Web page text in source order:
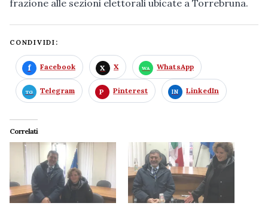
frazione alle sezioni elettorali ubicate a Torrebruna.
CONDIVIDI:
Facebook X WhatsApp
Telegram Pinterest LinkedIn
Correlati